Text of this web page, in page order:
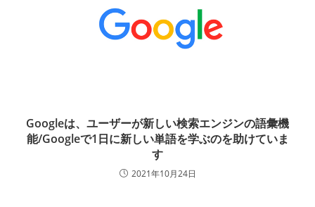
Googleは、ユーザーが新しい検索エンジンの語彙機
能/Googleで1日に新しい単語を学ぶのを助けていま
す
2021年10月24日